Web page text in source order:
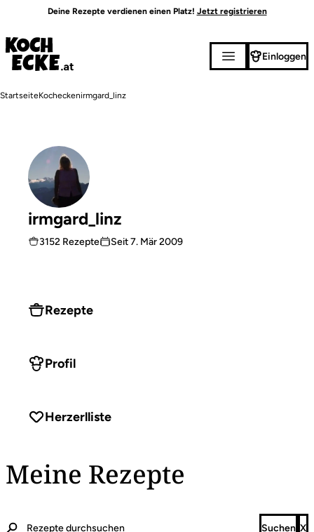
Inhalt
Deine Rezepte verdienen einen Platz! Jetzt registrieren
Einloggen
Pfadnavigation
StartseiteKocheckenirmgard_linz
irmgard_linz
3152 Rezepte Seit7. Mär 2009
Rezepte
Profil
Herzerlliste
Meine Rezepte